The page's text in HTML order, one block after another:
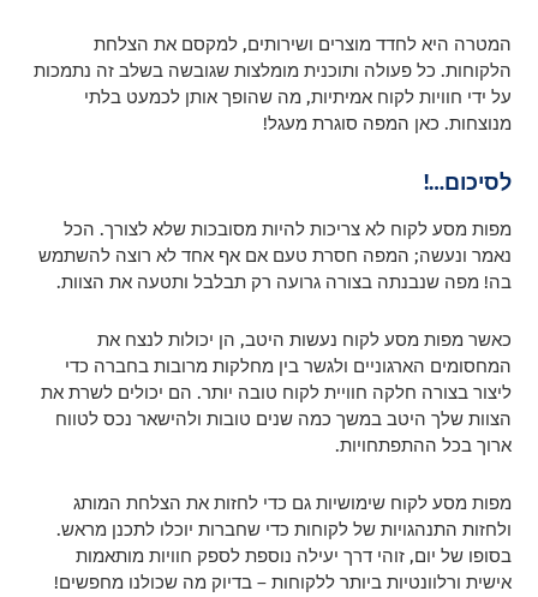
המטרה היא לחדד מוצרים ושירותים, למקסם את הצלחת
הלקוחות. כל פעולה ותוכנית מומלצות שגובשה בשלב זה נתמכות
על ידי חוויות לקוח אמיתיות, מה שהופך אותן לכמעט בלתי
מנוצחות. כאן המפה סוגרת מעגל!
לסיכום…!
מפות מסע לקוח לא צריכות להיות מסובכות שלא לצורך. הכל
נאמר ונעשה; המפה חסרת טעם אם אף אחד לא רוצה להשתמש
בה! מפה שנבנתה בצורה גרועה רק תבלבל ותטעה את הצוות.
כאשר מפות מסע לקוח נעשות היטב, הן יכולות לנצח את
המחסומים הארגוניים ולגשר בין מחלקות מרובות בחברה כדי
ליצור בצורה חלקה חוויית לקוח טובה יותר. הם יכולים לשרת את
הצוות שלך היטב במשך כמה שנים טובות ולהישאר נכס לטווח
ארוך בכל ההתפתחויות.
מפות מסע לקוח שימושיות גם כדי לחזות את הצלחת המותג
ולחזות התנהגויות של לקוחות כדי שחברות יוכלו לתכנן מראש.
בסופו של יום, זוהי דרך יעילה נוספת לספק חוויות מותאמות
אישית ורלוונטיות ביותר ללקוחות – בדיוק מה שכולנו מחפשים!